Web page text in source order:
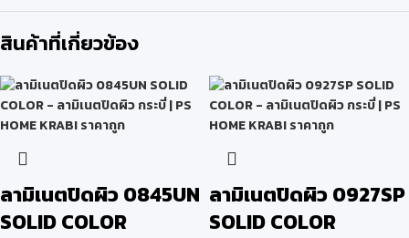
สินค้าที่เกี่ยวข้อง
ลามิเนตปิดผิว 0845UN
SOLID COLOR
ลามิเนตปิดผิว 0927SP
SOLID COLOR